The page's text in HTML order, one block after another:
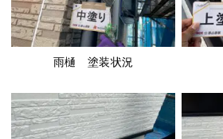
雨樋 塗装状況